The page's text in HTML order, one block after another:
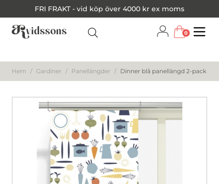
FRI FRAKT - vid köp över 4000 kr ex moms
0
Hem / Gardiner / Panellängder / Dinner blå panellängd 2-pack